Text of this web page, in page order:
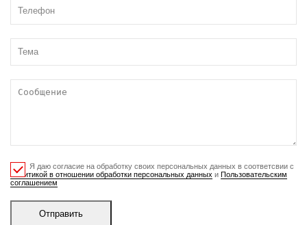
Я даю согласие на обработку своих персональных данных в соответсвии с
Политикой в отношении обработки персональных данных и Пользовательским
соглашением
Отправить